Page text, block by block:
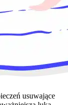
usuwające